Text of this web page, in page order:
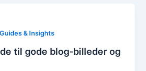
Guides & Insights
til gode blog-billeder og